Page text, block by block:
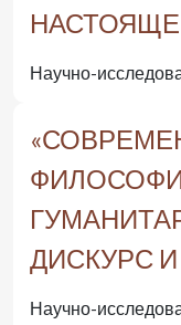
Научно-
ДИСКУРС
Научно-